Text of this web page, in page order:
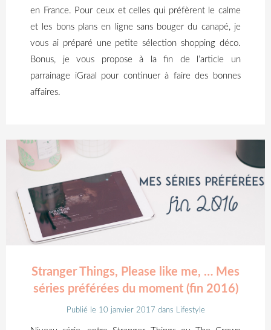
en France. Pour ceux et celles qui préfèrent le calme
et les bons plans en ligne sans bouger du canapé, je
vous ai préparé une petite sélection shopping déco.
Bonus, je vous propose à la fin de l’article un
parrainage iGraal pour continuer à faire des bonnes
affaires.
Stranger Things, Please like me, … Mes
séries préférées du moment (fin 2016)
Publié le 10 janvier 2017 dans Lifestyle